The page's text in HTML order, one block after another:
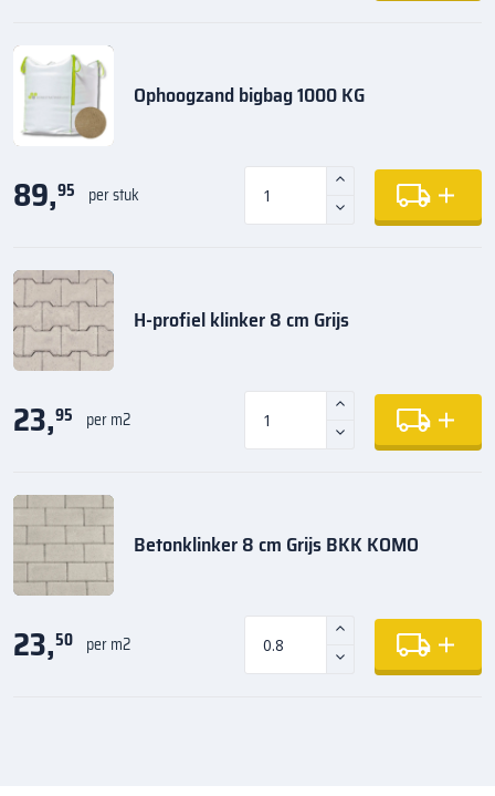
Ophoogzand bigbag 1000 KG
89,95 per stuk
H-profiel klinker 8 cm Grijs
23,95 per m2
Betonklinker 8 cm Grijs BKK KOMO
23,50 per m2